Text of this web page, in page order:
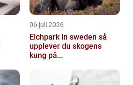
06 juli 2026
Elchpark in sweden så
upplever du skogens
kung på...